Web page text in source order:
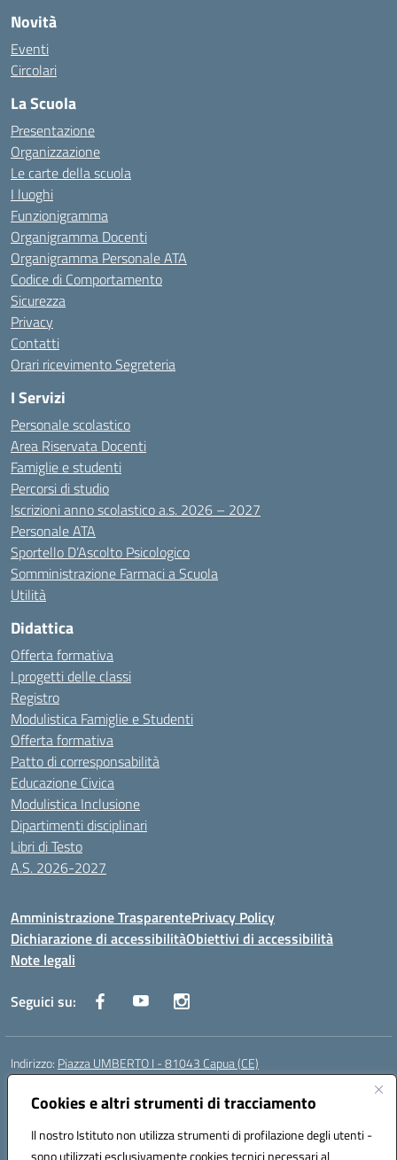
Cookies e altri strumenti di tracciamento
Il nostro Istituto non utilizza strumenti di profilazione degli utenti -
sono utilizzati esclusivamente cookies tecnici necessari al
Novità
Eventi
Circolari
La Scuola
Presentazione
Organizzazione
Le carte della scuola
I luoghi
Funzionigramma
Organigramma Docenti
Organigramma Personale ATA
Codice di Comportamento
Sicurezza
Privacy
Contatti
Orari ricevimento Segreteria
I Servizi
Personale scolastico
Area Riservata Docenti
Famiglie e studenti
Percorsi di studio
Iscrizioni anno scolastico a.s. 2026 – 2027
Personale ATA
Sportello D’Ascolto Psicologico
Somministrazione Farmaci a Scuola
Utilità
Didattica
Offerta formativa
I progetti delle classi
Registro
Modulistica Famiglie e Studenti
Offerta formativa
Patto di corresponsabilità
Educazione Civica
Modulistica Inclusione
Dipartimenti disciplinari
Libri di Testo
A.S. 2026-2027
Amministrazione TrasparentePrivacy Policy
Dichiarazione di accessibilitàObiettivi di accessibilità
Note legali
Seguici su:
Indirizzo: Piazza UMBERTO I - 81043 Capua (CE)
Centralino:
Posta elettronica certificata (PEC):cepm03000d@pec.istruzione.it
Codice fiscale: 93034560610
Codice meccanografico:CEPM03000D